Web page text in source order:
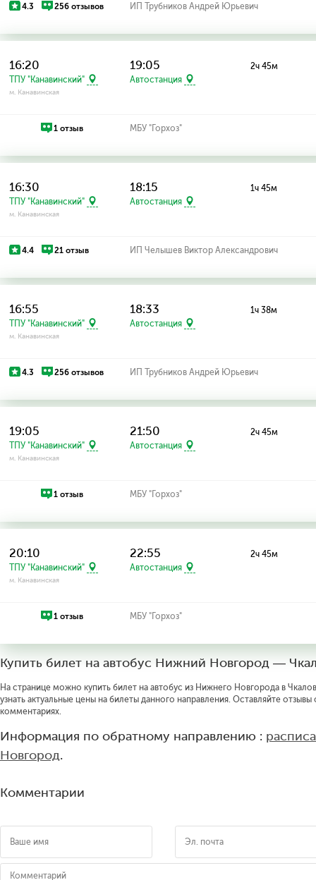
4.3 256 отзывов ИП Трубников Андрей Юрьевич
16:20
ТПУ "Канавинский"
м. Канавинская
19:05
Автостанция
2ч 45м
1 отзыв МБУ "Горхоз"
16:30
ТПУ "Канавинский"
м. Канавинская
18:15
Автостанция
1ч 45м
4.4 21 отзыв ИП Челышев Виктор Александрович
16:55
ТПУ "Канавинский"
м. Канавинская
18:33
Автостанция
1ч 38м
4.3 256 отзывов ИП Трубников Андрей Юрьевич
19:05
ТПУ "Канавинский"
м. Канавинская
21:50
Автостанция
2ч 45м
1 отзыв МБУ "Горхоз"
20:10
ТПУ "Канавинский"
м. Канавинская
22:55
Автостанция
2ч 45м
1 отзыв МБУ "Горхоз"
Купить билет на автобус Нижний Новгород —
На странице можно купить билет на автобус из Нижнего Новгорода в
узнать актуальные цены на билеты данного направления. Оставляйте
комментариях.
Информация по обратному направлению :
Новгород.
Комментарии